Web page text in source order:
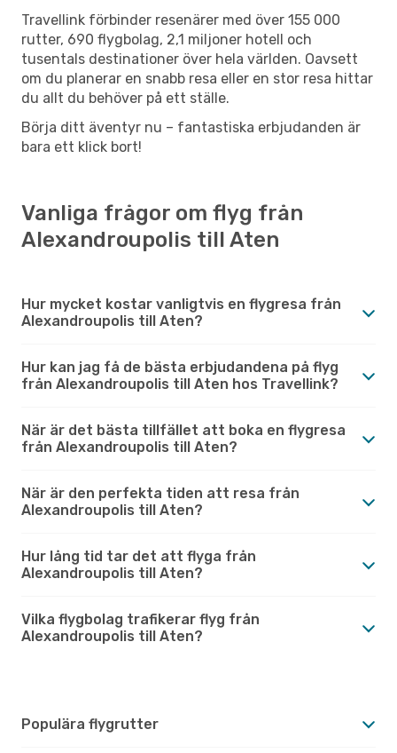
Travellink förbinder resenärer med över 155 000
rutter, 690 flygbolag, 2,1 miljoner hotell och
tusentals destinationer över hela världen. Oavsett
om du planerar en snabb resa eller en stor resa hittar
du allt du behöver på ett ställe.
Börja ditt äventyr nu – fantastiska erbjudanden är
bara ett klick bort!
Vanliga frågor om flyg från
Alexandroupolis till Aten
Hur mycket kostar vanligtvis en flygresa från
Alexandroupolis till Aten?
Hur kan jag få de bästa erbjudandena på flyg
från Alexandroupolis till Aten hos Travellink?
När är det bästa tillfället att boka en flygresa
från Alexandroupolis till Aten?
När är den perfekta tiden att resa från
Alexandroupolis till Aten?
Hur lång tid tar det att flyga från
Alexandroupolis till Aten?
Vilka flygbolag trafikerar flyg från
Alexandroupolis till Aten?
Populära flygrutter